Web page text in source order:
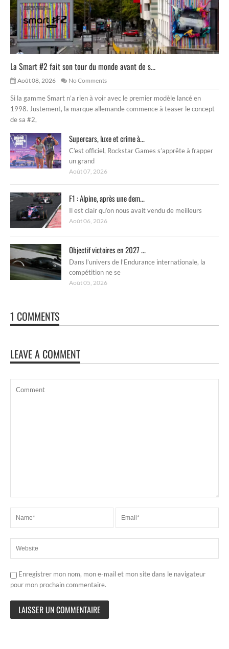
La Smart #2 fait son tour du monde avant de s...
Août 08, 2026 No Comments
Si la gamme Smart n’a rien à voir avec le premier modèle lancé en
1998. Justement, la marque allemande commence à teaser le concept
de sa #2,
Supercars, luxe et crime à...
C’est officiel, Rockstar Games s’apprête à frapper
un grand
Août 07, 2026
F1 : Alpine, après une dem...
Il est clair qu’on nous avait vendu de meilleurs
Août 06, 2026
Objectif victoires en 2027 ...
Dans l’univers de l’Endurance internationale, la
compétition ne se
Août 05, 2026
1 COMMENTS
LEAVE A COMMENT
Enregistrer mon nom, mon e-mail et mon site dans le navigateur
pour mon prochain commentaire.